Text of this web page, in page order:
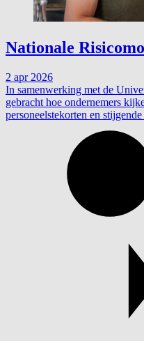
Nationale
2 apr 2026
In samenwerking met de
gebracht hoe ondernemers
personeelstekorten en